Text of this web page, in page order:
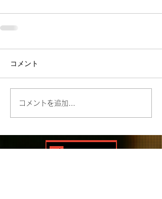
コメント
コメントを追加…